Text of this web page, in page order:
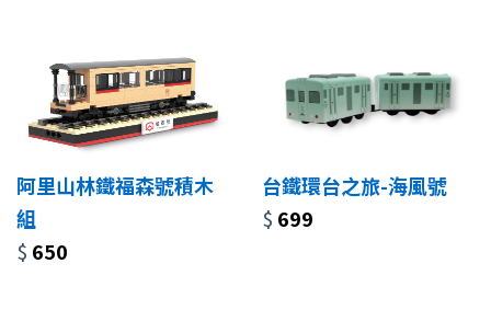
阿里山林鐵福森號積木
組
$ 650
台鐵環台之旅-海風號
$ 699